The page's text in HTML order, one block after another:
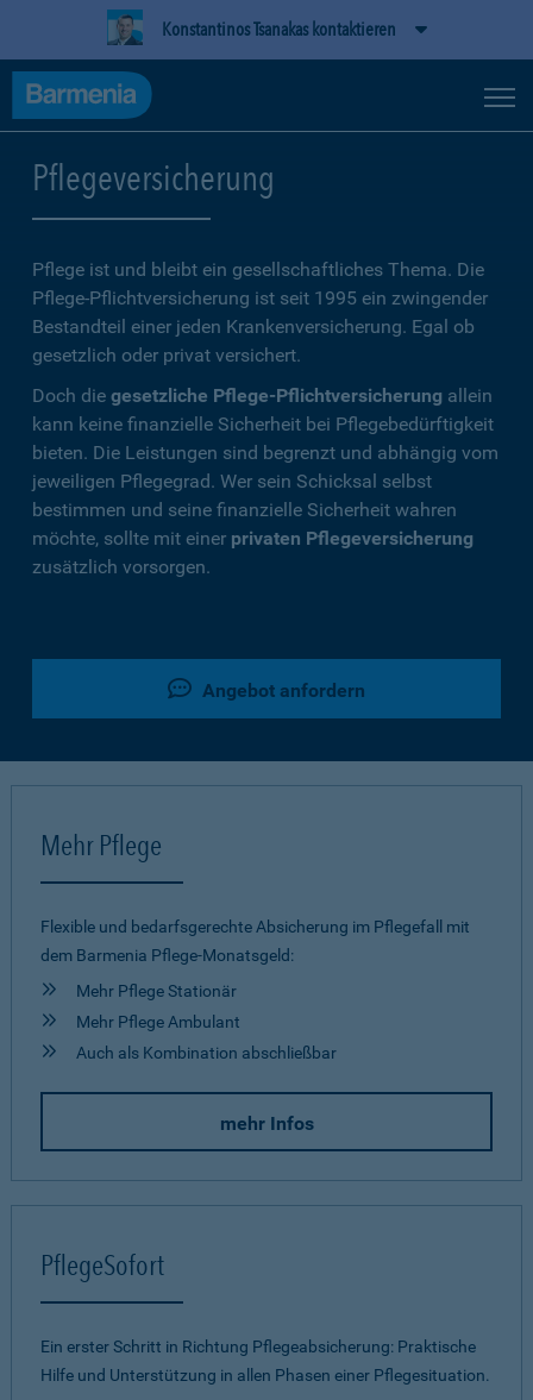
Konstantinos Tsanakas kontaktieren
Pflegeversicherung
Pflege ist und bleibt ein gesellschaftliches Thema. Die
Pflege-Pflichtversicherung ist seit 1995 ein zwingender
Bestandteil einer jeden Krankenversicherung. Egal ob
gesetzlich oder privat versichert.
Doch die gesetzliche Pflege-Pflichtversicherung allein
kann keine finanzielle Sicherheit bei Pflegebedürftigkeit
bieten. Die Leistungen sind begrenzt und abhängig vom
jeweiligen Pflegegrad. Wer sein Schicksal selbst
bestimmen und seine finanzielle Sicherheit wahren
möchte, sollte mit einer privaten Pflegeversicherung
zusätzlich vorsorgen.
Angebot anfordern
Mehr Pflege
Flexible und bedarfsgerechte Absicherung im Pflegefall mit
dem Barmenia Pflege-Monatsgeld:
Mehr Pflege Stationär
Mehr Pflege Ambulant
Auch als Kombination abschließbar
mehr Infos
PflegeSofort
Ein erster Schritt in Richtung Pflegeab­sicherung: Praktische
Hilfe und Unterstützung in allen Phasen einer Pflegesituation.